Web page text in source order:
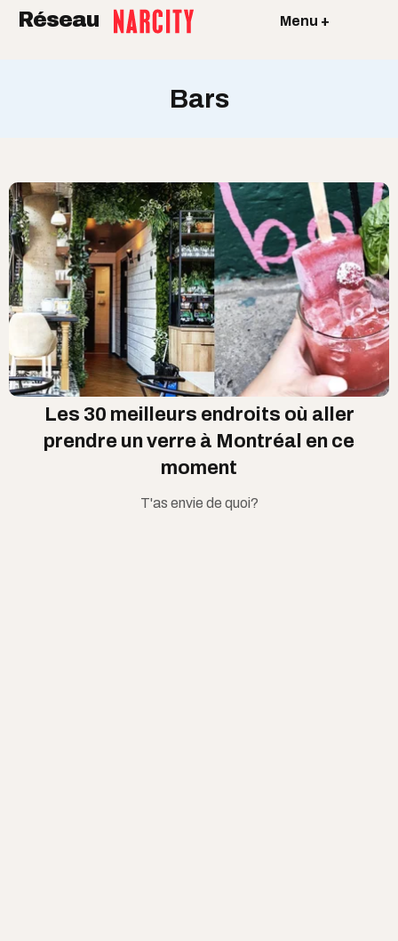
Réseau Menu +
Bars
Les 30 meilleurs endroits où aller
prendre un verre à Montréal en ce
moment
T'as envie de quoi?